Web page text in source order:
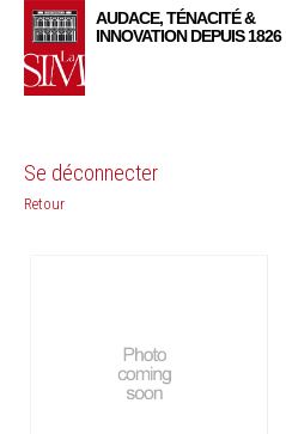
Skip
main
Se déconnecter
Retour